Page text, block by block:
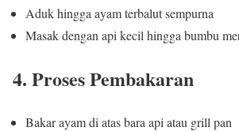
Aduk hingga ayam terbalut sempurna
Masak dengan api kecil hingga bumbu
4. Proses Pembakaran
Bakar ayam di atas bara api atau grill pan